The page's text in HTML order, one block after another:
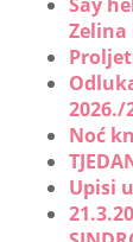
Zelina
2026./
Noć
Upisi